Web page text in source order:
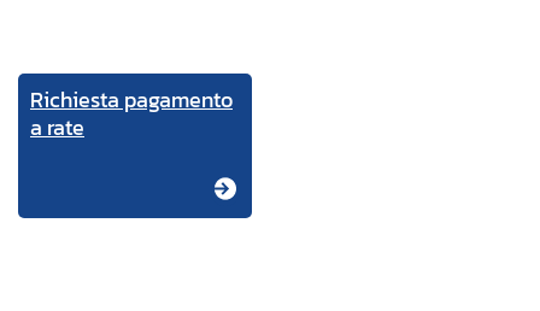
Richiesta pagamento
a rate